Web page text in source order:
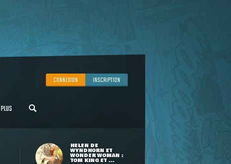
CONNEXION INSCRIPTION
PLUS
HELEN DE
WYNDHORN ET
WONDER WOMAN :
TOM KING ET ...